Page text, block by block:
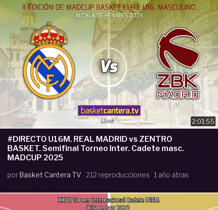
2:01:55
#DIRECTO U16M. REAL MADRID vs ZENTRO
BASKET. Semifinal Torneo Inter. Cadete masc.
MADCUP 2025
por Basket Cantera TV 212 reproducciones 1 año atras